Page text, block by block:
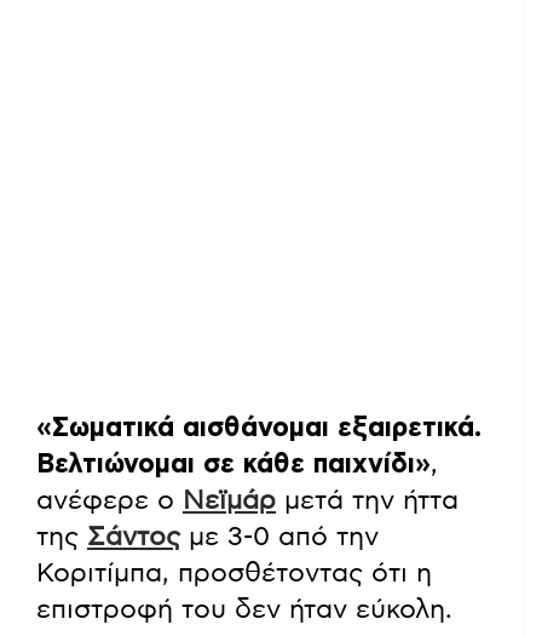
«Σωματικά αισθάνομαι εξαιρετικά.
Βελτιώνομαι σε κάθε παιχνίδι»,
ανέφερε ο Νεϊμάρ μετά την ήττα
της Σάντοςμε 3-0 από την
Κοριτίμπα, προσθέτοντας ότι η
επιστροφή του δεν ήταν εύκολη.